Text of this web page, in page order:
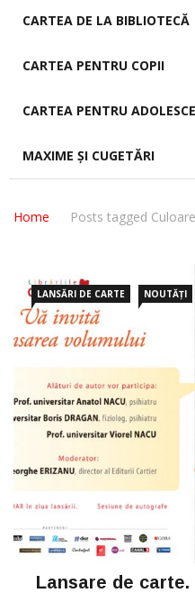
CARTEA DE LA BIBLIOTECĂ
CARTEA PENTRU COPII
CARTEA PENTRU
MAXIME ȘI CUGETĂRI
Home Posts tagged
LANSĂRI DE CARTE NOUTĂȚI
Lansare de